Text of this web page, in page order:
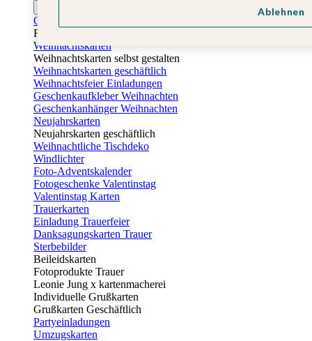
Osterkarten
Fotogeschenke zu Ostern
Weihnachtskarten
Weihnachtskarten selbst gestalten
Weihnachtskarten geschäftlich
Weihnachtsfeier Einladungen
Geschenkaufkleber Weihnachten
Geschenkanhänger Weihnachten
Neujahrskarten
Neujahrskarten geschäftlich
Weihnachtliche Tischdeko
Windlichter
Foto-Adventskalender
Fotogeschenke Valentinstag
Valentinstag Karten
Trauerkarten
Einladung Trauerfeier
Danksagungskarten Trauer
Sterbebilder
Beileidskarten
Fotoprodukte Trauer
Leonie Jung x kartenmacherei
Individuelle Grußkarten
Grußkarten Geschäftlich
Partyeinladungen
Umzugskarten
Ablehnen